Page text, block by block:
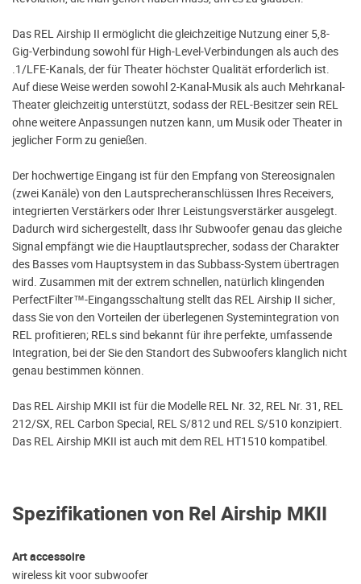
Spezifikationen von Rel Airship MKII
Art accessoire
wireless kit voor subwoofer
Das REL Airship II ermöglicht die gleichzeitige Nutzung einer 5,8-
Gig-Verbindung sowohl für High-Level-Verbindungen als auch des
.1/LFE-Kanals, der für Theater höchster Qualität erforderlich ist.
Auf diese Weise werden sowohl 2-Kanal-Musik als auch Mehrkanal-
Theater gleichzeitig unterstützt, sodass der REL-Besitzer sein REL
ohne weitere Anpassungen nutzen kann, um Musik oder Theater in
jeglicher Form zu genießen.
Der hochwertige Eingang ist für den Empfang von Stereosignalen
(zwei Kanäle) von den Lautsprecheranschlüssen Ihres Receivers,
integrierten Verstärkers oder Ihrer Leistungsverstärker ausgelegt.
Dadurch wird sichergestellt, dass Ihr Subwoofer genau das gleiche
Signal empfängt wie die Hauptlautsprecher, sodass der Charakter
des Basses vom Hauptsystem in das Subbass-System übertragen
wird. Zusammen mit der extrem schnellen, natürlich klingenden
PerfectFilter™-Eingangsschaltung stellt das REL Airship II sicher,
dass Sie von den Vorteilen der überlegenen Systemintegration von
REL profitieren; RELs sind bekannt für ihre perfekte, umfassende
Integration, bei der Sie den Standort des Subwoofers klanglich nicht
genau bestimmen können.
Das REL Airship MKII ist für die Modelle REL Nr. 32, REL Nr. 31, REL
212/SX, REL Carbon Special, REL S/812 und REL S/510 konzipiert.
Das REL Airship MKII ist auch mit dem REL HT1510 kompatibel.